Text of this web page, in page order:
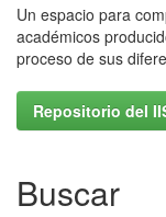
Un espacio para
académicos
proceso de sus
Repositorio del
Buscar